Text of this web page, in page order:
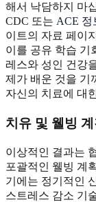
해서 낙담하지 마
CDC 또는 ACE 정
이트의 자료 페이
이를 공유 학습 기
레스와 성인 건강
제가 배운 것을 기
자신의 치료에 대
치유 및 웰빙 계
이상적인 결과는
포괄적인 웰빙 계
기에는 정기적인
스트레스 감소 기